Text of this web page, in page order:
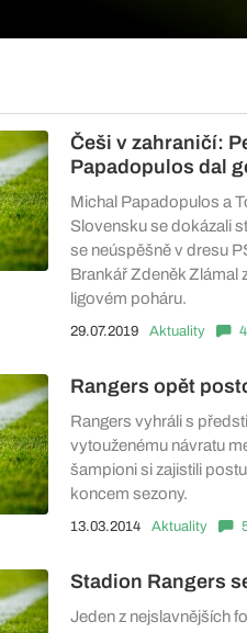
Češi v zahraničí:
Papadopulos dal
Michal Papadopulos a
Slovensku se dokázali
se neúspěšně v dresu
Brankář Zdeněk Zlámal
ligovém poháru.
29.07.2019 Aktuality
Rangers opět
Rangers vyhráli s
vytouženému návratu
šampioni si zajistili
koncem sezony.
13.03.2014 Aktuality
Stadion Rangers
Jeden z nejslavnějších